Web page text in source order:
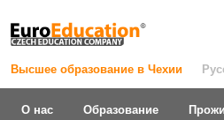
Высшее образование в Чехии
О нас Образование